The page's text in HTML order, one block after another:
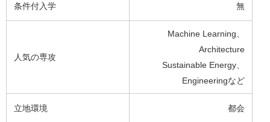
条件付入学 無
人気の専攻
Machine Learning、
Architecture
Sustainable Energy、
Engineeringなど
立地環境 都会